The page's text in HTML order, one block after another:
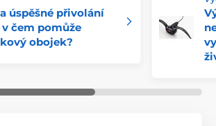
úspěšné přivolání
v čem pomůže
obojek?